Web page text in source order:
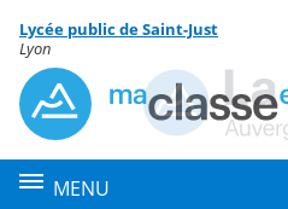
Menu de la rubrique
Contenu
Lycée public de Saint-Just
Lyon
MENU